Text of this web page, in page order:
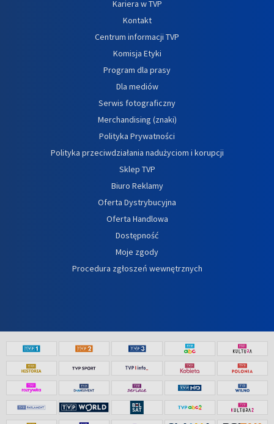
Kariera w TVP
Kontakt
Centrum informacji TVP
Komisja Etyki
Program dla prasy
Dla mediów
Serwis fotograficzny
Merchandising (znaki)
Polityka Prywatności
Polityka przeciwdziałania nadużyciom i korupcji
Sklep TVP
Biuro Reklamy
Oferta Dystrybucyjna
Oferta Handlowa
Dostępność
Moje zgody
Procedura zgłoszeń wewnętrznych